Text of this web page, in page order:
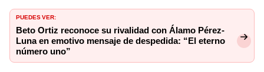
PUEDES VER:
Beto Ortiz reconoce su rivalidad con Álamo Pérez-
Luna en emotivo mensaje de despedida: “El eterno
número uno”